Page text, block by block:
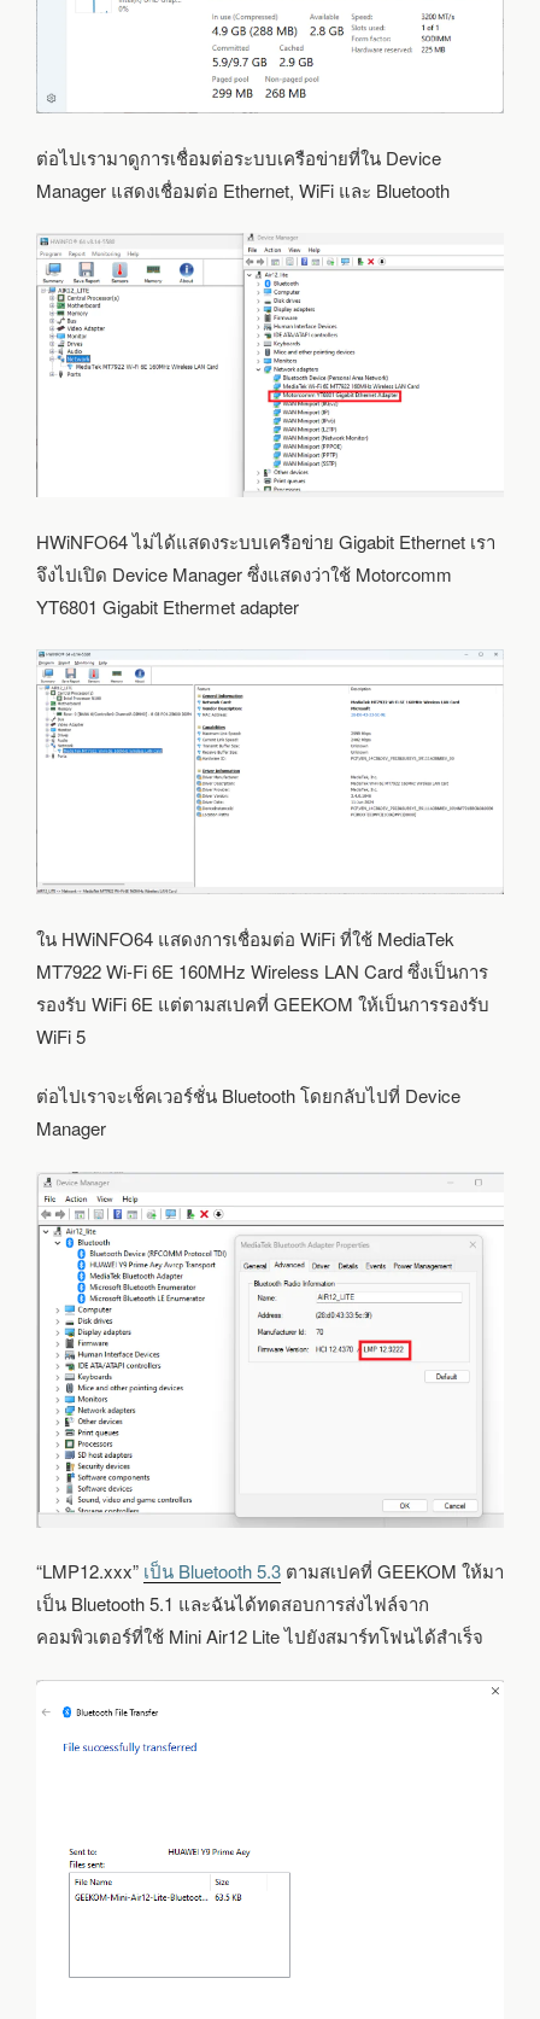
ต่อไปเรามาดูการเชื่อมต่อระบบเครือข่ายที่ใน Device
Manager แสดงเชื่อมต่อ Ethernet, WiFi และ Bluetooth
HWiNFO64 ไม่ได้แสดงระบบเครือข่าย Gigabit Ethernet เรา
จึงไปเปิด Device Manager ซึ่งแสดงว่าใช้ Motorcomm
YT6801 Gigabit Ethermet adapter
ใน HWiNFO64 แสดงการเชื่อมต่อ WiFi ที่ใช้ MediaTek
MT7922 Wi-Fi 6E 160MHz Wireless LAN Card ซึ่งเป็นการ
รองรับ WiFi 6E แต่ตามสเปคที่ GEEKOM ให้เป็นการรองรับ
WiFi 5
ต่อไปเราจะเช็คเวอร์ชั่น Bluetooth โดยกลับไปที่ Device
Manager
“LMP12.xxx” เป็น Bluetooth 5.3 ตามสเปคที่ GEEKOM ให้มา
เป็น Bluetooth 5.1 และฉันได้ทดสอบการส่งไฟล์จาก
คอมพิวเตอร์ที่ใช้ Mini Air12 Lite ไปยังสมาร์ทโฟนได้สำเร็จ